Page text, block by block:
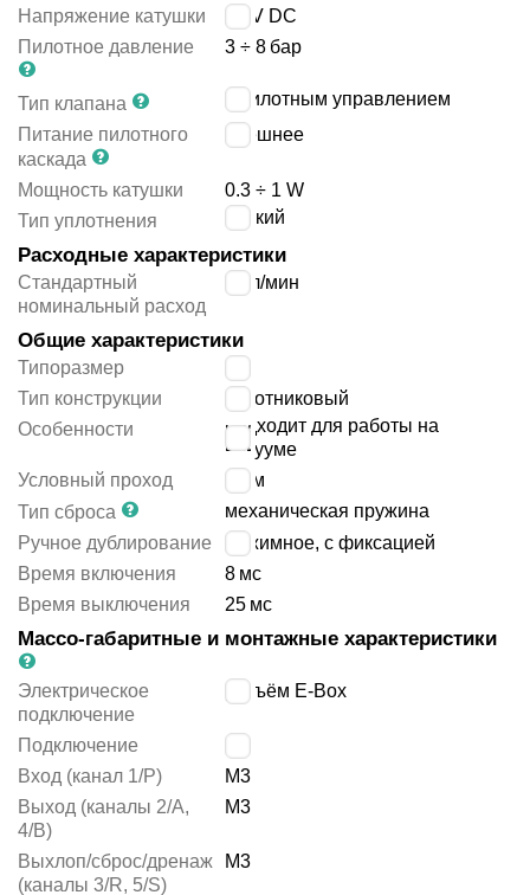
Напряжение катушки
24 V DC
Пилотное давление
3 ÷ 8 бар
Тип клапана
с пилотным управлением
Питание пилотного
каскада
внешнее
Мощность катушки
0.3 ÷ 1 W
Тип уплотнения
мягкий
Расходные характеристики
Стандартный
номинальный расход
л/мин
Общие характеристики
Типоразмер
Тип конструкции
золотниковый
Особенности
подходит для работы на
вакууме
Условный проход
мм
Тип сброса
механическая пружина
Ручное дублирование
нажимное, с фиксацией
Время включения
8 мс
Время выключения
25 мс
Массо-габаритные и монтажные характеристики
Электрическое
подключение
разъём E-Box
Подключение
Вход (канал 1/P)
M3
Выход (каналы 2/A,
4/B)
M3
Выхлоп/сброс/дренаж
(каналы 3/R, 5/S)
M3